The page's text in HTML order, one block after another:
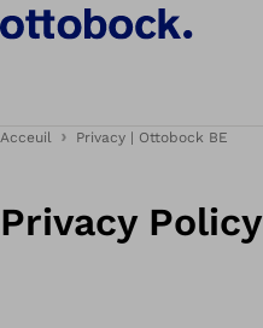
Acceuil Privacy | Ottobock BE
Privacy Policy